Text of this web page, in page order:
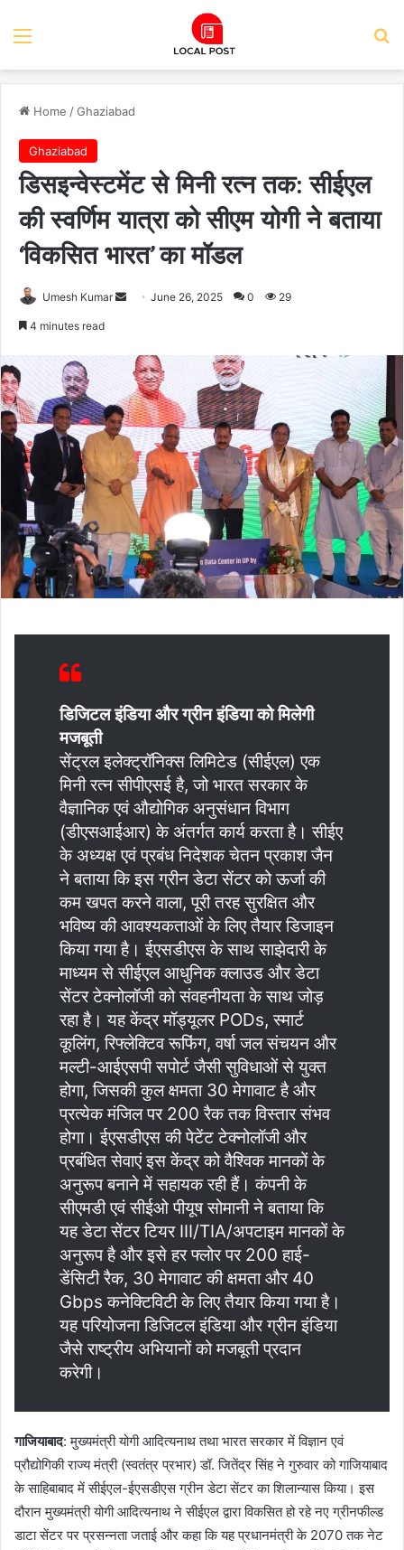
Menu
Home /Ghaziabad
Ghaziabad
डिसइन्वेस्टमेंट से मिनी रत्न तक: सीईएल
की स्वर्णिम यात्रा को सीएम योगी ने बताया
‘विकसित भारत’ का मॉडल
Umesh Kumar
SendJune 26, 2025 0 29
4 minutes read
डिजिटल इंडिया और ग्रीन इंडिया को मिलेगी
मजबूती
सेंट्रल इलेक्ट्रॉनिक्स लिमिटेड (सीईएल) एक
मिनी रत्न सीपीएसई है, जो भारत सरकार के
वैज्ञानिक एवं औद्योगिक अनुसंधान विभाग
(डीएसआईआर) के अंतर्गत कार्य करता है। सीईए
के अध्यक्ष एवं प्रबंध निदेशक चेतन प्रकाश जैन
ने बताया कि इस ग्रीन डेटा सेंटर को ऊर्जा की
कम खपत करने वाला, पूरी तरह सुरक्षित और
भविष्य की आवश्यकताओं के लिए तैयार डिजाइन
किया गया है। ईएसडीएस के साथ साझेदारी के
माध्यम से सीईएल आधुनिक क्लाउड और डेटा
सेंटर टेक्नोलॉजी को संवहनीयता के साथ जोड़
रहा है। यह केंद्र मॉड्यूलर PODs, स्मार्ट
कूलिंग, रिफ्लेक्टिव रूफिंग, वर्षा जल संचयन और
मल्टी-आईएसपी सपोर्ट जैसी सुविधाओं से युक्त
होगा, जिसकी कुल क्षमता 30 मेगावाट है और
प्रत्येक मंजिल पर 200 रैक तक विस्तार संभव
होगा। ईएसडीएस की पेटेंट टेक्नोलॉजी और
प्रबंधित सेवाएं इस केंद्र को वैश्विक मानकों के
अनुरूप बनाने में सहायक रही हैं। कंपनी के
सीएमडी एवं सीईओ पीयूष सोमानी ने बताया कि
यह डेटा सेंटर टियर III/TIA/अपटाइम मानकों के
अनुरूप है और इसे हर फ्लोर पर 200 हाई-
डेंसिटी रैक, 30 मेगावाट की क्षमता और 40
Gbps कनेक्टिविटी के लिए तैयार किया गया है।
यह परियोजना डिजिटल इंडिया और ग्रीन इंडिया
जैसे राष्ट्रीय अभियानों को मजबूती प्रदान
करेगी।
गाजियाबाद: मुख्यमंत्री योगी आदित्यनाथ तथा भारत सरकार में विज्ञान एवं
प्रौद्योगिकी राज्य मंत्री (स्वतंत्र प्रभार) डॉ. जितेंद्र सिंह ने गुरुवार को गाजियाबाद
के साहिबाबाद में सीईएल-ईएसडीएस ग्रीन डेटा सेंटर का शिलान्यास किया। इस
दौरान मुख्यमंत्री योगी आदित्यनाथ ने सीईएल द्वारा विकसित हो रहे नए ग्रीनफील्ड
डाटा सेंटर पर प्रसन्नता जताई और कहा कि यह प्रधानमंत्री के 2070 तक नेट